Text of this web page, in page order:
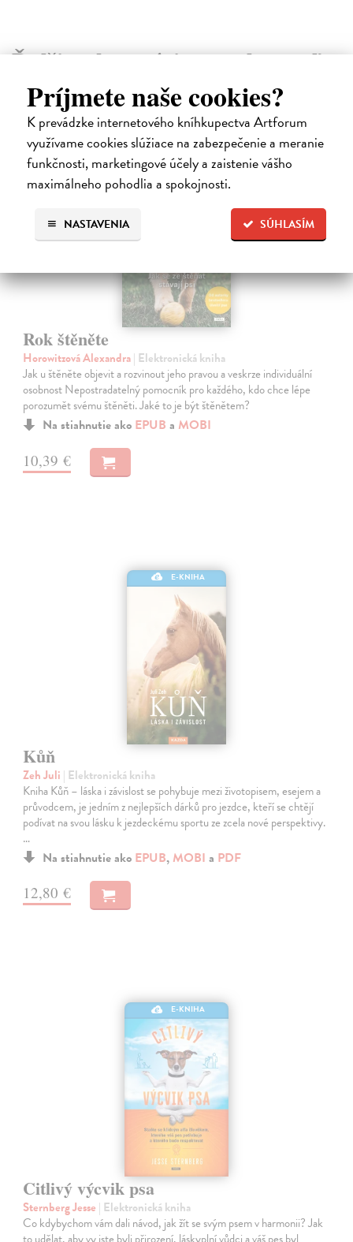
Príjmete naše cookies?
K prevádzke internetového kníhkupectva Artforum
využívame cookies slúžiace na zabezpečenie a meranie
funkčnosti, marketingové účely a zaistenie vášho
maximálneho pohodlia a spokojnosti.
SÚHLASÍM
NASTAVENIA
Ďalšie z kategórie pre chovateľov
E-KNIHA
Rok štěněte
Horowitzová Alexandra| Elektronická kniha
Jak u štěněte objevit a rozvinout jeho pravou a veskrze individuální
osobnost Nepostradatelný pomocník pro každého, kdo chce lépe
porozumět svému štěněti. Jaké to je být štěnětem?
Na stiahnutie ako EPUB a MOBI
10,39 €
E-KNIHA
Kůň
Zeh Juli | Elektronická kniha
Kniha Kůň – láska i závislost se pohybuje mezi životopisem, esejem a
průvodcem, je jedním z nejlepších dárků pro jezdce, kteří se chtějí
podívat na svou lásku k jezdeckému sportu ze zcela nové perspektivy.
…
Na stiahnutie ako EPUB, MOBI a PDF
12,80 €
E-KNIHA
Citlivý výcvik psa
Sternberg Jesse | Elektronická kniha
Co kdybychom vám dali návod, jak žít se svým psem v harmonii? Jak